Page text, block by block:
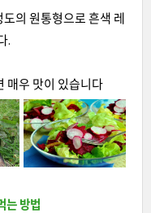
도의 원통형으로 흔색 레
.
매우 맛이 있습니다
는 방법